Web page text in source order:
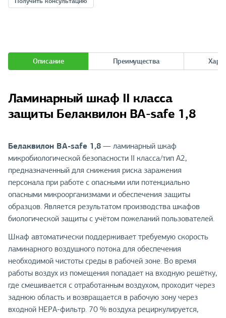
Описание Преимущества
Ламинарный шкаф II класса
защиты Белаквилон BA-safe 1,8
Белаквилон BA-safe 1,8 — ламинарный шкаф
микробиологической безопасности II класса/тип А2,
предназначенный для снижения риска заражения
персонала при работе с опасными или потенциально
опасными микроорганизмами и обеспечения защиты
образцов. Является результатом производства шкафов
биологической защиты с учётом пожеланий пользователей.
Шкаф автоматически поддерживает требуемую скорость
ламинарного воздушного потока для обеспечения
необходимой чистоты среды в рабочей зоне. Во время
работы воздух из помещения попадает на входную решётку,
где смешивается с отработанным воздухом, проходит через
заднюю область и возвращается в рабочую зону через
входной HEPA-фильтр. 70 % воздуха рециркулируется,